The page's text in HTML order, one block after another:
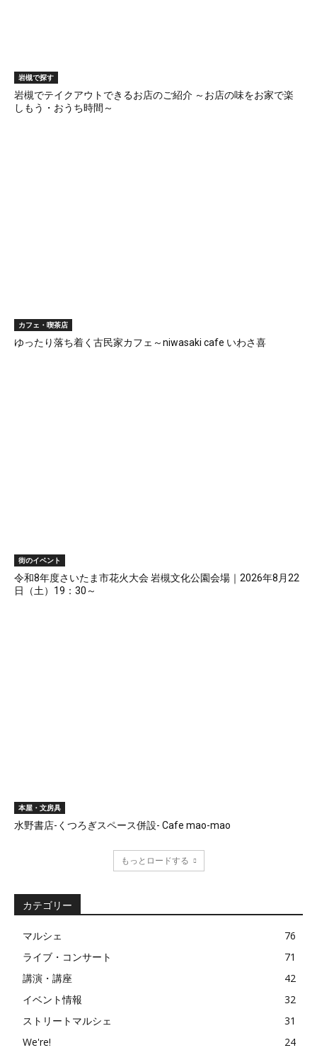
岩槻で探す
岩槻でテイクアウトできるお店のご紹介 ～お店の味をお家で楽
しもう・おうち時間～
カフェ・喫茶店
ゆったり落ち着く古民家カフェ～niwasaki cafe いわさ喜
街のイベント
令和8年度さいたま市花火大会 岩槻文化公園会場｜2026年8月22
日（土）19：30～
本屋・文房具
水野書店-くつろぎスペース併設- Cafe mao-mao
もっとロードする
カテゴリー
マルシェ
76
ライブ・コンサート
71
講演・講座
42
イベント情報
32
ストリートマルシェ
31
We're!
24